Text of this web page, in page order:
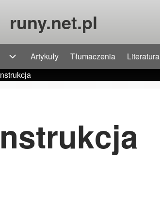
runy.net.pl
Runy sub-navigation
Artykuły Tłumaczenia Literatura